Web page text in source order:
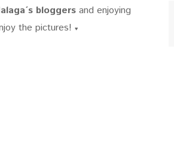
bloggers and enjoying
the pictures!
♥